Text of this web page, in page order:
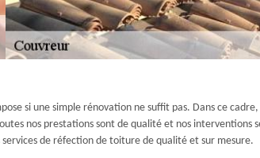
si une simple rénovation ne suffit pas. Dans ce
nos prestations sont de qualité et nos interventions
de réfection de toiture de qualité et sur mesure.